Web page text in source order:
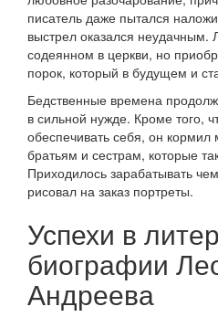
писатель даже пытался
выстрел оказался неудачным.
содеянном в церкви, но
порок, который в будущем и
Бедственные времена
в сильной нужде. Кроме того,
обеспечивать себя, он кормил
братьям и сестрам, которые
Приходилось зарабатывать
рисовал на заказ портреты.
Успехи в
биографии
Андреева